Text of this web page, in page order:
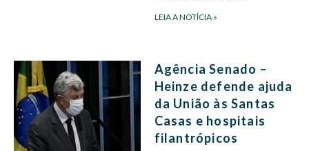
LEIA A NOTÍCIA »
Agência Senado –
Heinze defende ajuda
da União às Santas
Casas e hospitais
filantrópicos